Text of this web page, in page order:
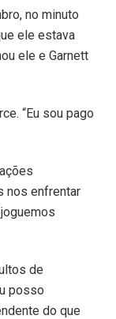
no minuto
ele estava
ele e Garnett
“Eu sou pago
nos enfrentar
de
posso
do que